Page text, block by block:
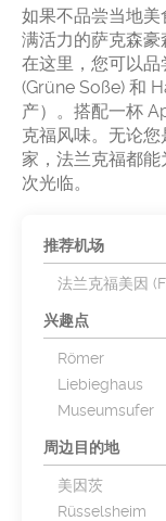
如果不品尝当地
满活力的萨克森豪
在这里，您可以
(Grüne Soße) 和
产）。搭配一杯
克福风味。无论
家，法兰克福都
次光临。
推荐机场
法兰克福美因
兴趣点
Römer
Liebieghaus
Museumsufer
周边目的地
美因茨
Rüsselsheim